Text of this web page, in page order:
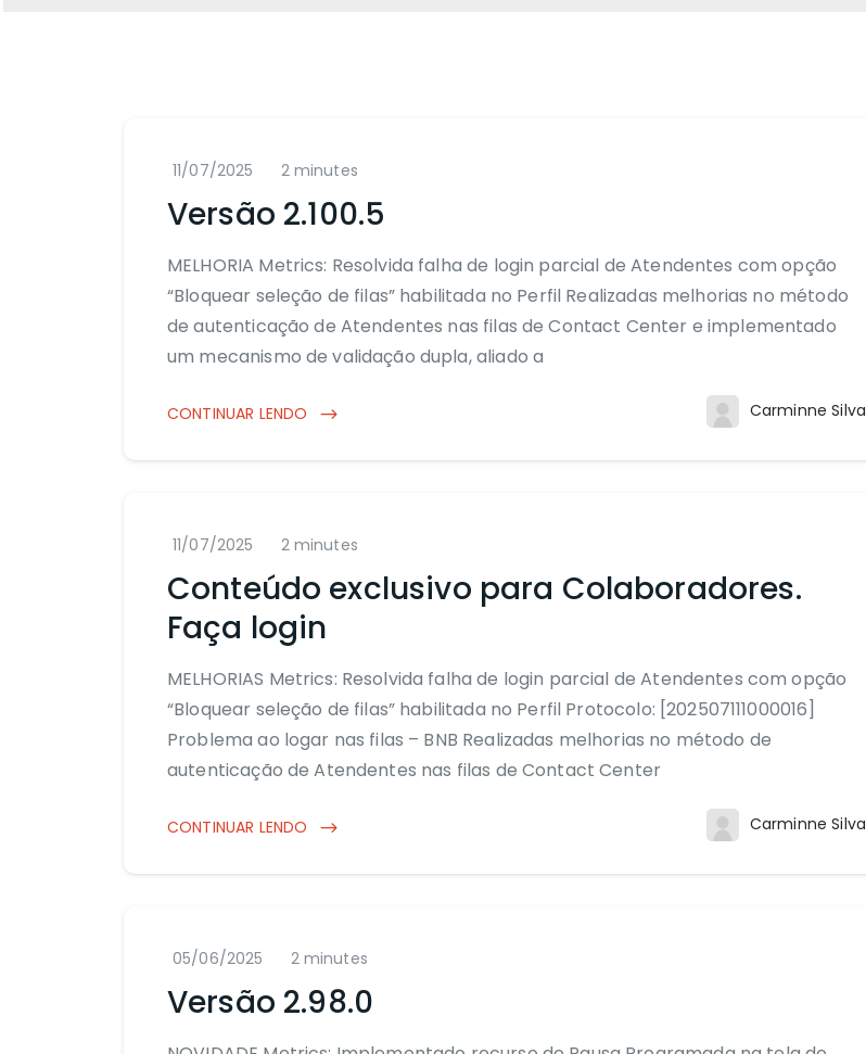
11/07/2025 2 minutes
Versão 2.100.5
MELHORIA Metrics: Resolvida falha de login parcial de Atendentes com opção
“Bloquear seleção de filas” habilitada no Perfil Realizadas melhorias no método
de autenticação de Atendentes nas filas de Contact Center e implementado
um mecanismo de validação dupla, aliado a
CONTINUAR LENDO Carminne Silva
11/07/2025 2 minutes
Conteúdo exclusivo para Colaboradores.
Faça login
MELHORIAS Metrics: Resolvida falha de login parcial de Atendentes com opção
“Bloquear seleção de filas” habilitada no Perfil Protocolo: [202507111000016]
Problema ao logar nas filas – BNB Realizadas melhorias no método de
autenticação de Atendentes nas filas de Contact Center
CONTINUAR LENDO Carminne Silva
05/06/2025 2 minutes
Versão 2.98.0